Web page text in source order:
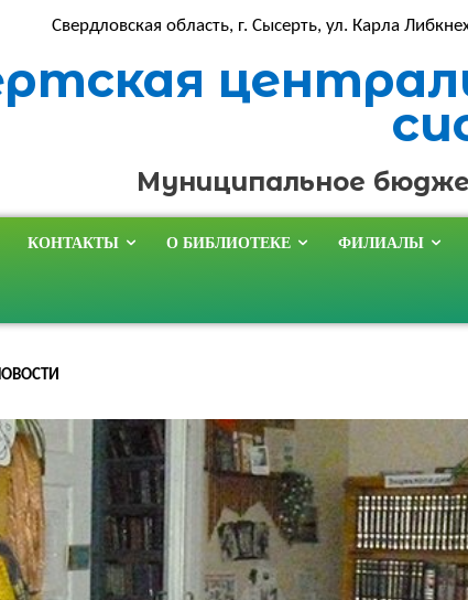
Свердловская область, г. Сысерть, ул. Карла
Муниципальное
КОНТАКТЫ О БИБЛИОТЕКЕ ФИЛИАЛЫ